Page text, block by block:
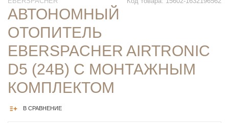
АВТОНОМНЫЙ
ОТОПИТЕЛЬ
EBERSPACHER AIRTRONIC
D5 (24В) С МОНТАЖНЫМ
КОМПЛЕКТОМ
В СРАВНЕНИЕ